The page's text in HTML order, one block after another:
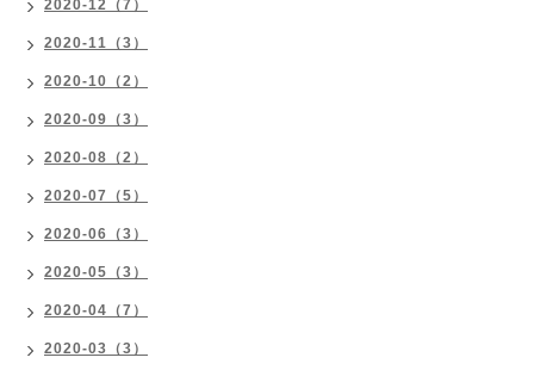
2020-12（7）
2020-11（3）
2020-10（2）
2020-09（3）
2020-08（2）
2020-07（5）
2020-06（3）
2020-05（3）
2020-04（7）
2020-03（3）